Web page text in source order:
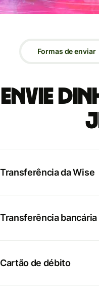
Formas de enviar
Envie
Transferência da Wise
Transferência bancária
Cartão de débito